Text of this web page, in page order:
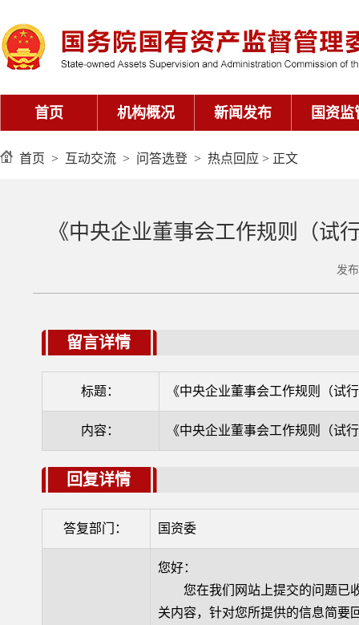
首页 > 互动交流 > 问答选登 > 热点回应 > 正文
《中央企业董事会工作规则（试
发
留言详情
标题： 《中央企业董事会工作规则（试
内容： 《中央企业董事会工作规则（试
回复详情
答复部门： 国资委
您好：
您在我们网站上提交的问题已收
关内容，针对您所提供的信息简要